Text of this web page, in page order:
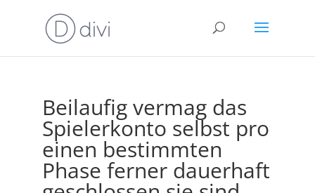
Beilaufig vermag das
Spielerkonto selbst pro
einen bestimmten
Phase ferner dauerhaft